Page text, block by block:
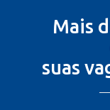
Mais
suas